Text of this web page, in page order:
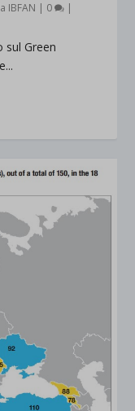
IBFAN 0
sul Green